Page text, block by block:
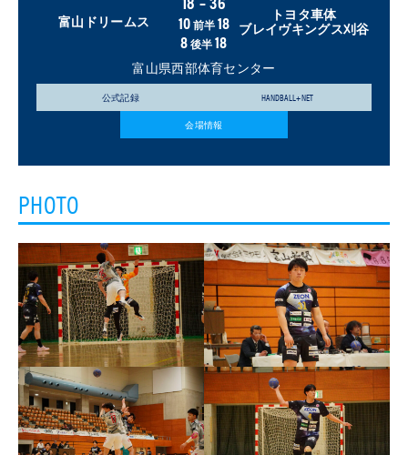
富山ドリームス 10前半18
8後半18
トヨタ車体
ブレイヴキングス刈谷
富山県西部体育センター
公式記録 HANDBALL+NET
会場情報
PHOTO